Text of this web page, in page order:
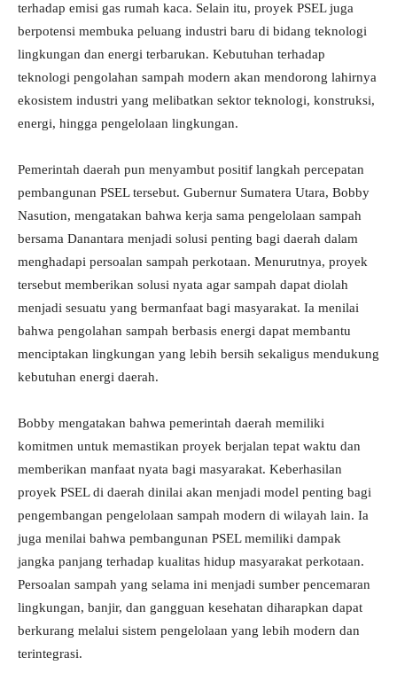
terhadap emisi gas rumah kaca. Selain itu, proyek PSEL juga
berpotensi membuka peluang industri baru di bidang teknologi
lingkungan dan energi terbarukan. Kebutuhan terhadap
teknologi pengolahan sampah modern akan mendorong lahirnya
ekosistem industri yang melibatkan sektor teknologi, konstruksi,
energi, hingga pengelolaan lingkungan.
Pemerintah daerah pun menyambut positif langkah percepatan
pembangunan PSEL tersebut. Gubernur Sumatera Utara, Bobby
Nasution, mengatakan bahwa kerja sama pengelolaan sampah
bersama Danantara menjadi solusi penting bagi daerah dalam
menghadapi persoalan sampah perkotaan. Menurutnya, proyek
tersebut memberikan solusi nyata agar sampah dapat diolah
menjadi sesuatu yang bermanfaat bagi masyarakat. Ia menilai
bahwa pengolahan sampah berbasis energi dapat membantu
menciptakan lingkungan yang lebih bersih sekaligus mendukung
kebutuhan energi daerah.
Bobby mengatakan bahwa pemerintah daerah memiliki
komitmen untuk memastikan proyek berjalan tepat waktu dan
memberikan manfaat nyata bagi masyarakat. Keberhasilan
proyek PSEL di daerah dinilai akan menjadi model penting bagi
pengembangan pengelolaan sampah modern di wilayah lain. Ia
juga menilai bahwa pembangunan PSEL memiliki dampak
jangka panjang terhadap kualitas hidup masyarakat perkotaan.
Persoalan sampah yang selama ini menjadi sumber pencemaran
lingkungan, banjir, dan gangguan kesehatan diharapkan dapat
berkurang melalui sistem pengelolaan yang lebih modern dan
terintegrasi.